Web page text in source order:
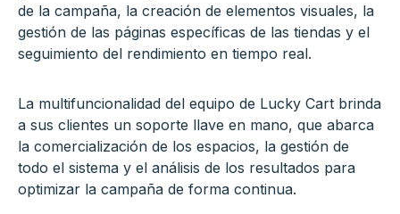
de la campaña, la creación de elementos visuales, la
gestión de las páginas específicas de las tiendas y el
seguimiento del rendimiento en tiempo real.
La multifuncionalidad del equipo de Lucky Cart brinda
a sus clientes un soporte llave en mano, que abarca
la comercialización de los espacios, la gestión de
todo el sistema y el análisis de los resultados para
optimizar la campaña de forma continua.